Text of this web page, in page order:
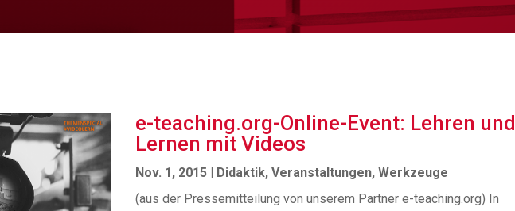
e-teaching.org-Online-Event: Lehren und
Lernen mit Videos
Nov. 1, 2015 | Didaktik,Veranstaltungen,Werkzeuge
(aus der Pressemitteilung von unserem Partner e-teaching.org) In